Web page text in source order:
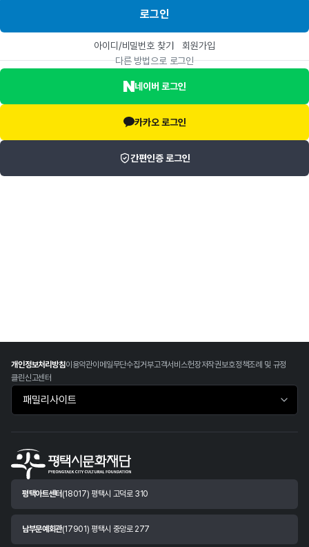
로그인
아이디/비밀번호 찾기
회원가입
다른 방법으로 로그인
네이버 로그인
카카오 로그인
간편인증 로그인
개인정보처리방침이용약관이메일무단수집거부고객서비스헌장저작권보호정책조례 및 규정
클린신고센터
패밀리사이트 바로가기
평택아트센터 (18017) 평택시 고덕로 310
남부문예회관(17901) 평택시 중앙로 277